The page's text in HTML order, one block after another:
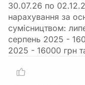
30.07.26 по
нарахування за
сумісництвом:
серпень 2025 -
2025 - 16000 грн